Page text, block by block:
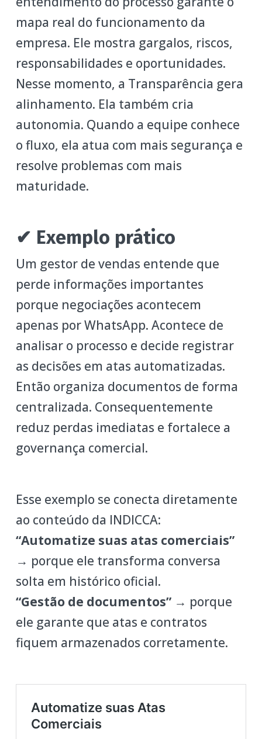
mapa real do funcionamento da
empresa. Ele mostra gargalos, riscos,
responsabilidades e oportunidades.
Nesse momento, a Transparência gera
alinhamento. Ela também cria
autonomia. Quando a equipe conhece
o fluxo, ela atua com mais segurança e
resolve problemas com mais
maturidade.
✔ Exemplo prático
Um gestor de vendas entende que
perde informações importantes
porque negociações acontecem
apenas por WhatsApp. Acontece de
analisar o processo e decide registrar
as decisões em atas automatizadas.
Então organiza documentos de forma
centralizada. Consequentemente
reduz perdas imediatas e fortalece a
governança comercial.
Esse exemplo se conecta diretamente
ao conteúdo da INDICCA:
“Automatize suas atas comerciais”
→ porque ele transforma conversa
solta em histórico oficial.
“Gestão de documentos”→ porque
ele garante que atas e contratos
fiquem armazenados corretamente.